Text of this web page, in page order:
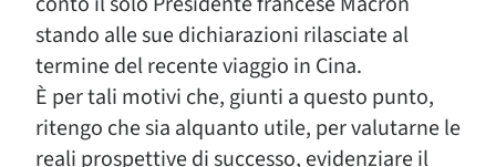
stando alle sue dichiarazioni rilasciate al
termine del recente viaggio in Cina.
È per tali motivi che, giunti a questo punto,
ritengo che sia alquanto utile, per valutarne le
reali prospettive di successo, evidenziare il